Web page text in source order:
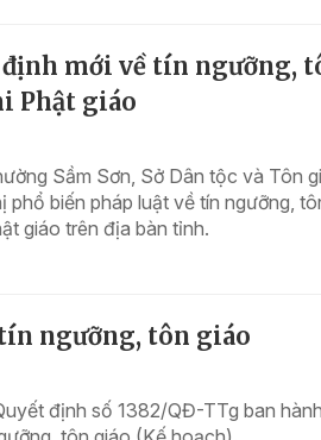
mới về tín ngưỡng,
Phật giáo
Sầm Sơn, Sở Dân tộc và Tôn
biến pháp luật về tín ngưỡng,
giáo trên địa bàn tỉnh.
ngưỡng, tôn giáo
định số 1382/QĐ-TTg ban